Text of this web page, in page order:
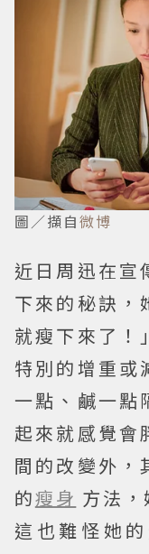
圖／擷自微博
近日周迅在宣
下來的秘訣，
就瘦下來了！
特別的增重或
一點、鹹一點
起來就感覺會
間的改變外，
的瘦身 方法，
這也難怪她